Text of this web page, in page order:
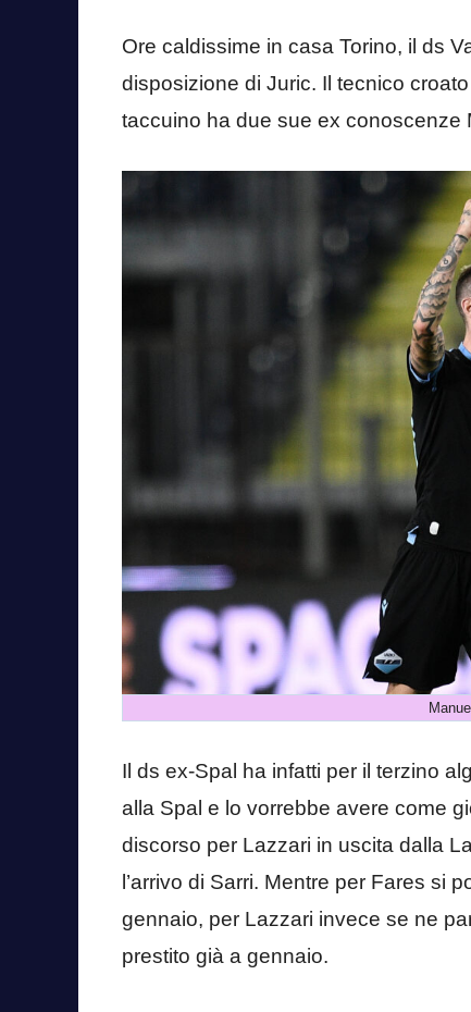
Ore caldissime in casa Torino, il ds
disposizione di Juric. Il tecnico
taccuino ha due sue ex conoscenze
Il ds ex-Spal ha infatti per il terzino
alla Spal e lo vorrebbe avere come
discorso per Lazzari in uscita dalla
l’arrivo di Sarri. Mentre per Fares si
gennaio, per Lazzari invece se ne
prestito già a gennaio.